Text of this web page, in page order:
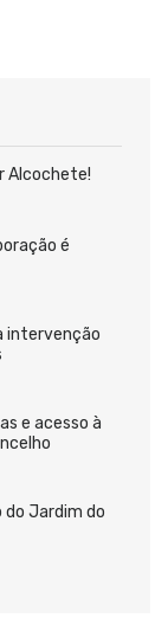
Alcochete!
é
intervenção
e acesso à
do Jardim do